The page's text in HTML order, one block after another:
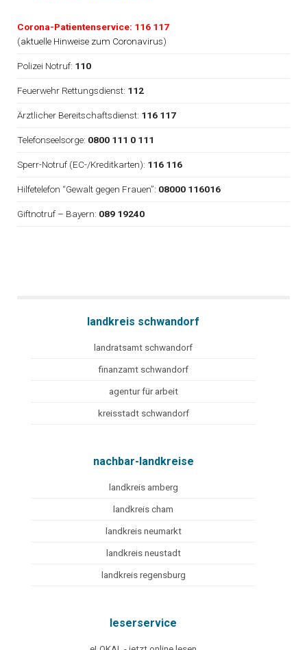
Corona-Patientenservice: 116 117
(aktuelle Hinweise zum Coronavirus)
Polizei Notruf: 110
Feuerwehr Rettungsdienst: 112
Ärztlicher Bereitschaftsdienst: 116 117
Telefonseelsorge: 0800 111 0 111
Sperr-Notruf (EC-/Kreditkarten): 116 116
Hilfetelefon “Gewalt gegen Frauen”: 08000 116016
Giftnotruf – Bayern: 089 19240
landkreis schwandorf
landratsamt schwandorf
finanzamt schwandorf
agentur für arbeit
kreisstadt schwandorf
nachbar-landkreise
landkreis amberg
landkreis cham
landkreis neumarkt
landkreis neustadt
landkreis regensburg
leserservice